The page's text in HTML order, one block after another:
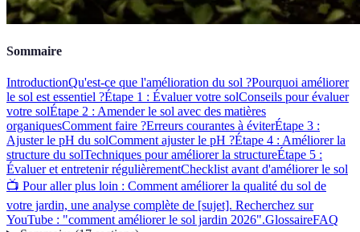
Sommaire
IntroductionQu'est-ce que l'amélioration du sol ?Pourquoi améliorer
le sol est essentiel ?Étape 1 : Évaluer votre solConseils pour évaluer
votre solÉtape 2 : Amender le sol avec des matières
organiquesComment faire ?Erreurs courantes à éviterÉtape 3 :
Ajuster le pH du solComment ajuster le pH ?Étape 4 : Améliorer la
structure du solTechniques pour améliorer la structureÉtape 5 :
Évaluer et entretenir régulièrementChecklist avant d'améliorer le sol
📺 Pour aller plus loin : Comment améliorer la qualité du sol de
votre jardin, une analyse complète de [sujet]. Recherchez sur
YouTube : "comment améliorer le sol jardin 2026".GlossaireFAQ